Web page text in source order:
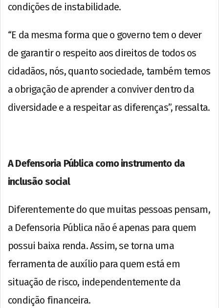
condições de instabilidade.
“E da mesma forma que o governo tem o dever
de garantir o respeito aos direitos de todos os
cidadãos, nós, quanto sociedade, também temos
a obrigação de aprender a conviver dentro da
diversidade e a respeitar as diferenças”, ressalta.
A Defensoria Pública como instrumento da
inclusão social
Diferentemente do que muitas pessoas pensam,
a Defensoria Pública não é apenas para quem
possui baixa renda. Assim, se torna uma
ferramenta de auxílio para quem está em
situação de risco, independentemente da
condição financeira.